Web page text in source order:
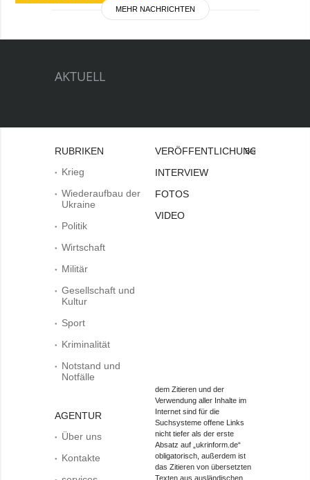
MEHR NACHRICHTEN
AKTUELL
RUBRIKEN
Krieg
Wiederaufbau der
Ukraine
Politik
Wirtschaft
Militär
Gesellschaft und
Kultur
Sport
Kriminalität
Notstand und
Notfälle
AGENTUR
Über uns
Kontakte
VERÖFFENTLICHUNGEN
INTERVIEW
FOTOS
VIDEO
Bei
dem Zitieren und der
Verwendung aller Inhalte im
Internet sind für die
Suchsysteme offene Links
nicht tiefer als der erste
Absatz auf „ukrinform.de“
obligatorisch, außerdem ist
das Zitieren von übersetzten
Texten aus ausländischen